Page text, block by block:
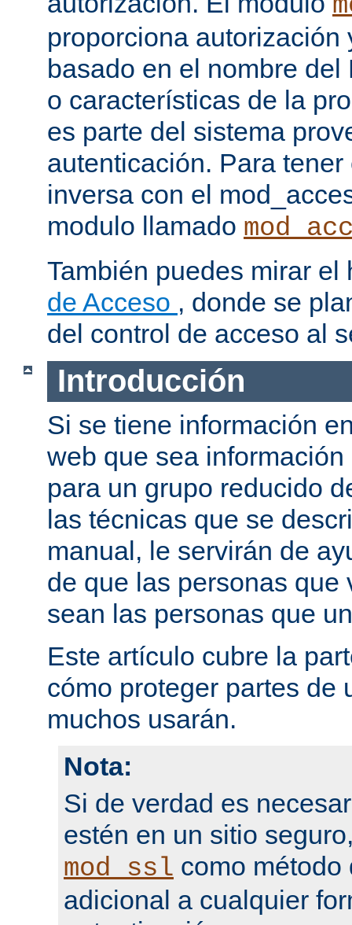
proporciona autorización
basado en el nombre
o características de la
es parte del sistema
autenticación. Para
inversa con el
modulo llamado
También puedes mirar
de Acceso , donde se
del control de acceso al
Introducción
Si se tiene información
web que sea
para un grupo reducido
las técnicas que se
manual, le servirán de
de que las personas que
sean las personas que
Este artículo cubre la
cómo proteger partes de
muchos usarán.
Nota:
Si de verdad es
estén en un sitio
mod_ssl como método
adicional a cualquier